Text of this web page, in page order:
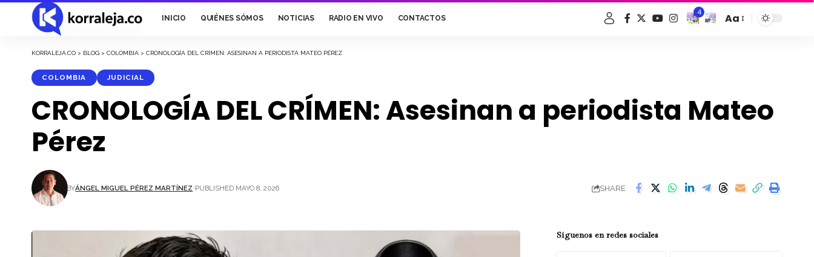
INICIO QUIÉNES SÓMOS NOTICIAS RADIO EN VIVO CONTACTOS
4
Font
Aa
KORRALEJA.CO > BLOG > COLOMBIA > CRONOLOGÍA DEL CRÍMEN: ASESINAN A PERIODISTA MATEO PÉREZ
COLOMBIA JUDICIAL
CRONOLOGÍA DEL CRÍMEN: Asesinan a periodista Mateo
Pérez
BYÁNGEL MIGUEL PÉREZ MARTÍNEZ PUBLISHED MAYO 8, 2026 SHARE
Síguenos en redes sociales